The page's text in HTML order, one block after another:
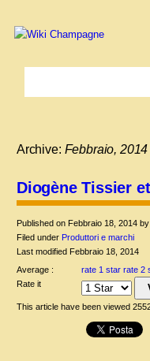
Archive: Febbraio, 2014
Diogène Tissier
Published on Febbraio 18, 2014
Filed under Produttori e marchi
Last modified Febbraio 18, 2014
Average :
rate 1 star rate 2
Rate it
This article have been viewed